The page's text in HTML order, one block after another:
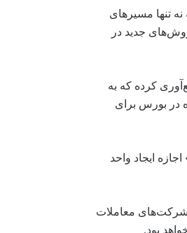
تنها مسیرهای
جدید در
جمع‌آوری کرده که به
شده در بورس برای
ایجاد واحد
شرکت‌های معاملات
بود.